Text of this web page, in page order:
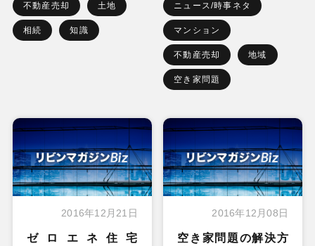
不動産売却 土地
相続 知識
ニュース/時事ネタ
マンション
不動産売却 地域
空き家問題
2016年12月21日
ゼロエネ住宅
2016年12月08日
空き家問題の解決方